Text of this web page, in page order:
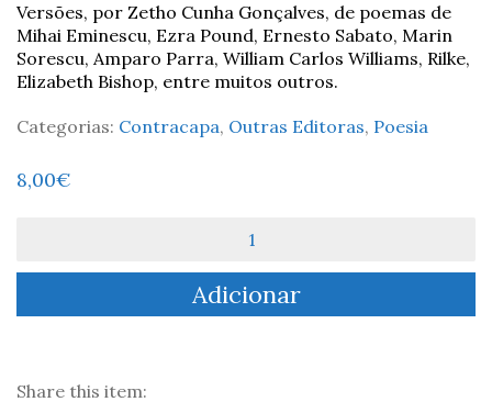
Versões, por Zetho Cunha Gonçalves, de poemas de
Mihai Eminescu, Ezra Pound, Ernesto Sabato, Marin
Sorescu, Amparo Parra, William Carlos Williams, Rilke,
Elizabeth Bishop, entre muitos outros.
Categorias: Contracapa, Outras Editoras, Poesia
8,00€
Transversões:
reescritos
-
Adicionar
Share this item: